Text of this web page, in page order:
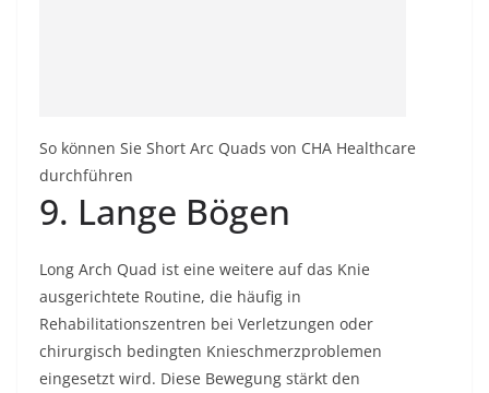
So können Sie Short Arc Quads von CHA Healthcare
durchführen
9. Lange Bögen
Long Arch Quad ist eine weitere auf das Knie
ausgerichtete Routine, die häufig in
Rehabilitationszentren bei Verletzungen oder
chirurgisch bedingten Knieschmerzproblemen
eingesetzt wird. Diese Bewegung stärkt den